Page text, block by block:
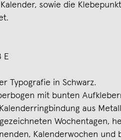
sowie die
E
Typografie in Schwarz.
mit bunten
aus
Wochentagen,
Kalenderwochen und